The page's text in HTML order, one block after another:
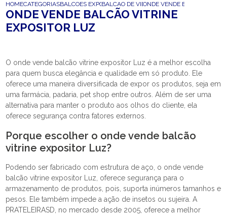
HOMECATEGORIASBALCOES EXPOSITORESBALCAO DE VIDRO EXPOSITOR
ONDE VENDE BALCAO
ONDE VENDE BALCÃO VITRINE
EXPOSITOR LUZ
O onde vende balcão vitrine expositor Luz é a melhor escolha
para quem busca elegância e qualidade em só produto. Ele
oferece uma maneira diversificada de expor os produtos, seja em
uma farmácia, padaria, pet shop entre outros. Além de ser uma
alternativa para manter o produto aos olhos do cliente, ela
oferece segurança contra fatores externos.
Porque escolher o onde vende balcão
vitrine expositor Luz?
Podendo ser fabricado com estrutura de aço, o onde vende
balcão vitrine expositor Luz, oferece segurança para o
armazenamento de produtos, pois, suporta inúmeros tamanhos e
pesos. Ele também impede a ação de insetos ou sujeira. A
PRATELEIRASD, no mercado desde 2005, oferece a melhor